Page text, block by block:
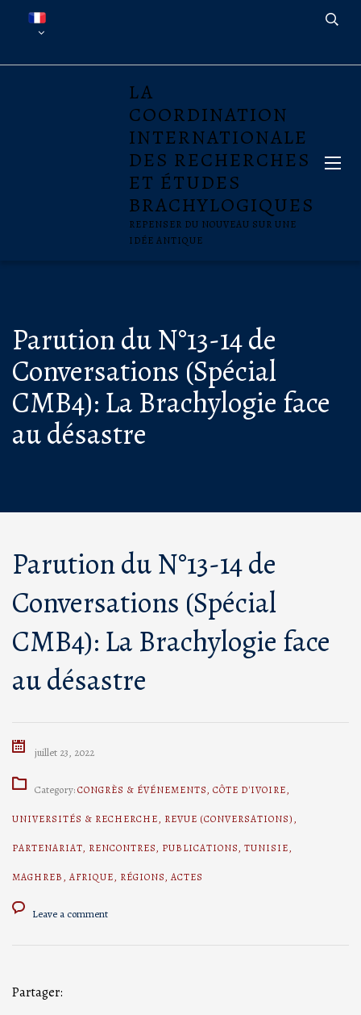
LA
COORDINATION
INTERNATIONALE
DES RECHERCHES
ET ÉTUDES
BRACHYLOGIQUES
REPENSER DU NOUVEAU SUR UNE
IDÉE ANTIQUE
Parution du N°13-14 de
Conversations (Spécial
CMB4): La Brachylogie face
au désastre
Parution du N°13-14 de
Conversations (Spécial
CMB4): La Brachylogie face
au désastre
juillet 23, 2022
Category:CONGRÈS & ÉVÉNEMENTS, CÔTE D'IVOIRE,
UNIVERSITÉS & RECHERCHE, REVUE (CONVERSATIONS),
PARTENARIAT, RENCONTRES, PUBLICATIONS, TUNISIE,
MAGHREB, AFRIQUE, RÉGIONS, ACTES
Leave a comment
Partager: